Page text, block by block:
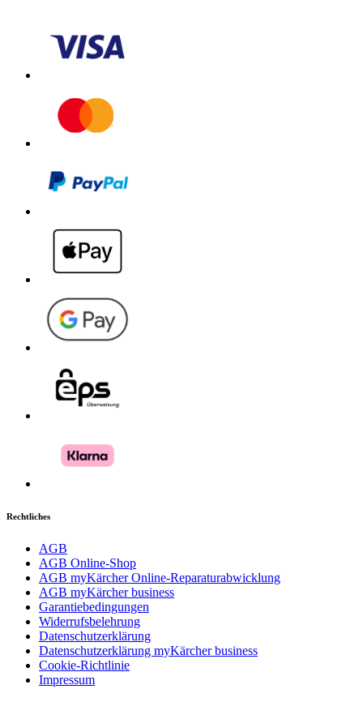
Download PDF
Rechtliches
AGB
AGB Online-Shop
AGB myKärcher Online-Reparaturabwicklung
AGB myKärcher business
Garantiebedingungen
Widerrufsbelehrung
Datenschutzerklärung
Datenschutzerklärung myKärcher business
Cookie-Richtlinie
Impressum